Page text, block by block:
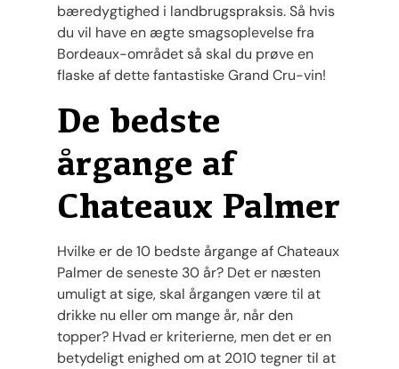
bæredygtighed i landbrugspraksis. Så hvis
du vil have en ægte smagsoplevelse fra
Bordeaux-området så skal du prøve en
flaske af dette fantastiske Grand Cru-vin!
De bedste
årgange af
Chateaux Palmer
Hvilke er de 10 bedste årgange af Chateaux
Palmer de seneste 30 år? Det er næsten
umuligt at sige, skal årgangen være til at
drikke nu eller om mange år, når den
topper? Hvad er kriterierne, men det er en
betydeligt enighed om at 2010 tegner til at